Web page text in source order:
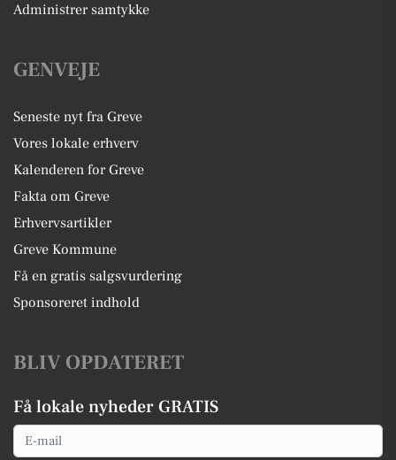
Administrer samtykke
GENVEJE
Seneste nyt fra Greve
Vores lokale erhverv
Kalenderen for Greve
Fakta om Greve
Erhvervsartikler
Greve Kommune
Få en gratis salgsvurdering
Sponsoreret indhold
BLIV OPDATERET
Få lokale nyheder GRATIS
Email